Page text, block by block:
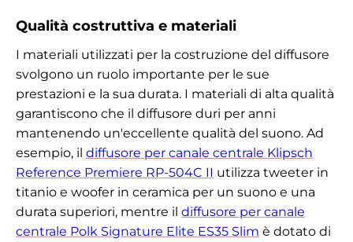
Qualità costruttiva e materiali
I materiali utilizzati per la costruzione del diffusore
svolgono un ruolo importante per le sue
prestazioni e la sua durata. I materiali di alta qualità
garantiscono che il diffusore duri per anni
mantenendo un'eccellente qualità del suono. Ad
esempio, il diffusore per canale centrale Klipsch
Reference Premiere RP-504C II utilizza tweeter in
titanio e woofer in ceramica per un suono e una
durata superiori, mentre il diffusore per canale
centrale Polk Signature Elite ES35 Slim è dotato di